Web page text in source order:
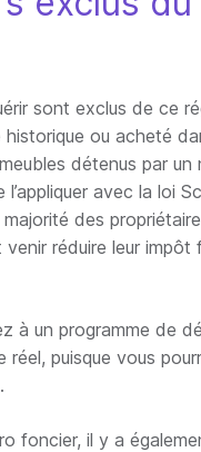
sont exclus de ce
ou acheté
détenus par
avec la loi
des
réduire leur
à un programme de
puisque vous
foncier, il y a